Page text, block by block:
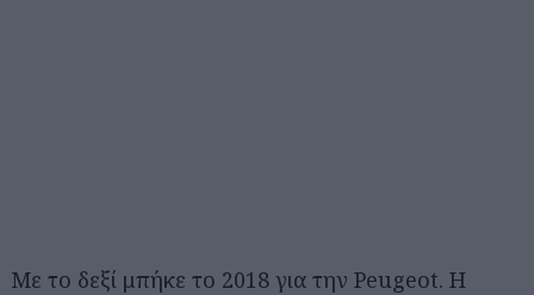
Με το δεξί μπήκε το 2018 για την Peugeot. Η